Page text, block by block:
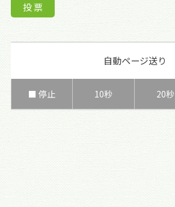
自動ページ送り
■ 停止 10秒 20秒